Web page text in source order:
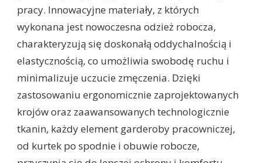
pracy. Innowacyjne materiały, z których
wykonana jest nowoczesna odzież robocza,
charakteryzują się doskonałą oddychalnością i
elastycznością, co umożliwia swobodę ruchu i
minimalizuje uczucie zmęczenia. Dzięki
zastosowaniu ergonomicznie zaprojektowanych
krojów oraz zaawansowanych technologicznie
tkanin, każdy element garderoby pracowniczej,
od kurtek po spodnie i obuwie robocze,